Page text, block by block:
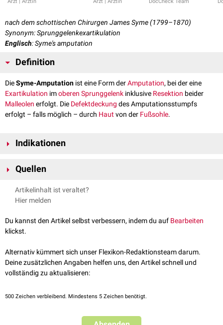
Arzt | Ärztin Arzt | Ärztin DocCheck Team
nach dem schottischen Chirurgen Ja­mes Syme (1799–1870)
Synonym: Sprunggelenkexartikulation
Englisch: Syme's amputation
Definition
DieSyme-Amputation ist eine Form derAmputation, bei der eine
Exartikulation imoberen Sprunggelenk inklusive Resektion beider
Malleolen erfolgt. Die Defektdeckung des Amputationsstumpfs
erfolgt – falls möglich – durch Hautvon der Fußsohle.
Indikationen
Periphere arterielle Verschlusskrankheit
Chronisch-venöse Insuffizienz
OsteitisundOsteomyelitis
Quellen
Beirau et al. Amputationen an der unteren Extremität oberhalb des
Sprunggelenks
Artikelinhalt ist veraltet?
Hier melden
Du kannst den Artikel selbst verbessern, indem du auf Bearbeiten
klickst.
Alternativ kümmert sich unser Flexikon-Redaktionsteam darum.
Deine zusätzlichen Angaben helfen uns, den Artikel schnell und
vollständig zu aktualisieren:
500 Zeichen verbleibend. Mindestens 5 Zeichen benötigt.